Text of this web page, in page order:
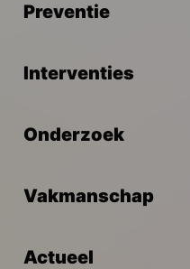
Preventie
Interventies
Onderzoek
Vakmanschap
Actueel